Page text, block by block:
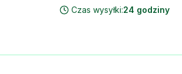
Czas wysyłki:24 godziny